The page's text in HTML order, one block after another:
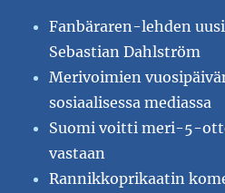
Fanbäraren-lehden
Sebastian Dahlström
Merivoimien
sosiaalisessa mediassa
Suomi voitti meri-5-
vastaan
Rannikkoprikaatin